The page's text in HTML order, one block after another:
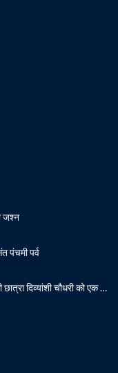
जश्न
पंचमी पर्व
मिशन शक्ति 5.0 के अंतर्गत विद्यालय द्वारा कक्षा 10 वीं की छात्रा दिव्यांशी चौधरी को एक दिन के लिए प्रधानाचार्या का कार्यभार सौंपा